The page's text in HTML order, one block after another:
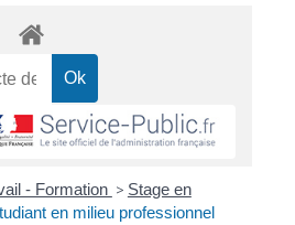
- Formation > Stage en
en milieu professionnel